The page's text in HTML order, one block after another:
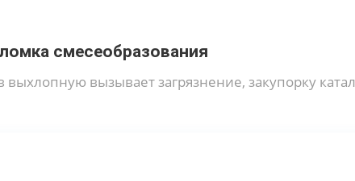
смесеобразования
вызывает загрязнение, закупорку